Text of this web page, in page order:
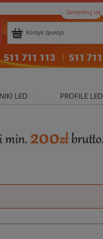
Zarejestruj się
Koszyk: (pusty)
LED PROFILE LED